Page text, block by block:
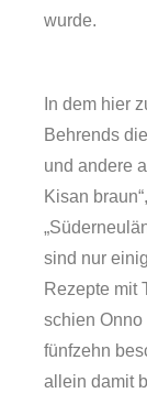
wurde.
In dem hier
Behrends
und andere
Kisan
sind nur
Rezepte mit
schien Onno
fünfzehn
allein damit